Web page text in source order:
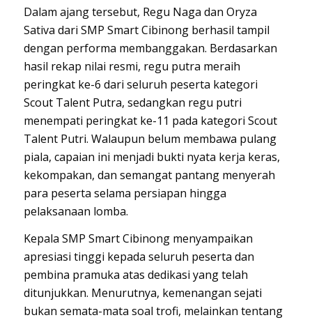
Dalam ajang tersebut, Regu Naga dan Oryza
Sativa dari SMP Smart Cibinong berhasil tampil
dengan performa membanggakan. Berdasarkan
hasil rekap nilai resmi, regu putra meraih
peringkat ke-6 dari seluruh peserta kategori
Scout Talent Putra, sedangkan regu putri
menempati peringkat ke-11 pada kategori Scout
Talent Putri. Walaupun belum membawa pulang
piala, capaian ini menjadi bukti nyata kerja keras,
kekompakan, dan semangat pantang menyerah
para peserta selama persiapan hingga
pelaksanaan lomba.
Kepala SMP Smart Cibinong menyampaikan
apresiasi tinggi kepada seluruh peserta dan
pembina pramuka atas dedikasi yang telah
ditunjukkan. Menurutnya, kemenangan sejati
bukan semata-mata soal trofi, melainkan tentang